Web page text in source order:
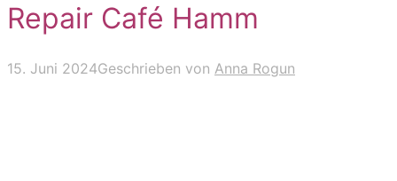
Repair Café Hamm
15. Juni 2024Geschrieben von Anna Rogun